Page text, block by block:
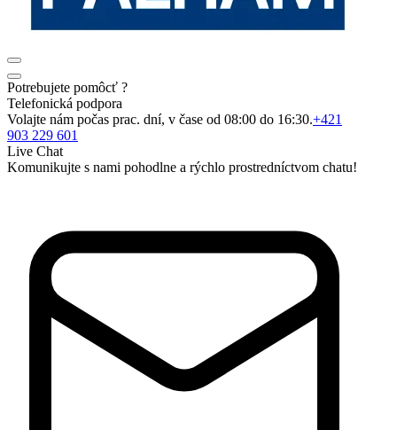
Potrebujete pomôcť ?
Telefonická podpora
Volajte nám počas prac. dní, v čase od 08:00 do 16:30.+421
903 229 601
Live Chat
Komunikujte s nami pohodlne a rýchlo prostredníctvom chatu!